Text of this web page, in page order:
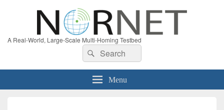
A Real-World, Large-Scale Multi-Homing Testbed
Search
for:
Search
Menu